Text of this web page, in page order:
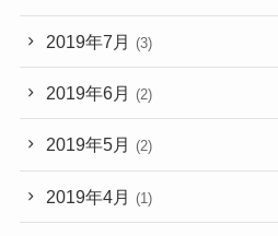
2019年7月 (3)
2019年6月 (2)
2019年5月 (2)
2019年4月 (1)